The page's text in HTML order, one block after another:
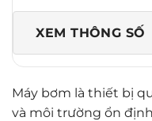
XEM THÔNG SỐ
Máy bơm là thiết bị
và môi trường ổn